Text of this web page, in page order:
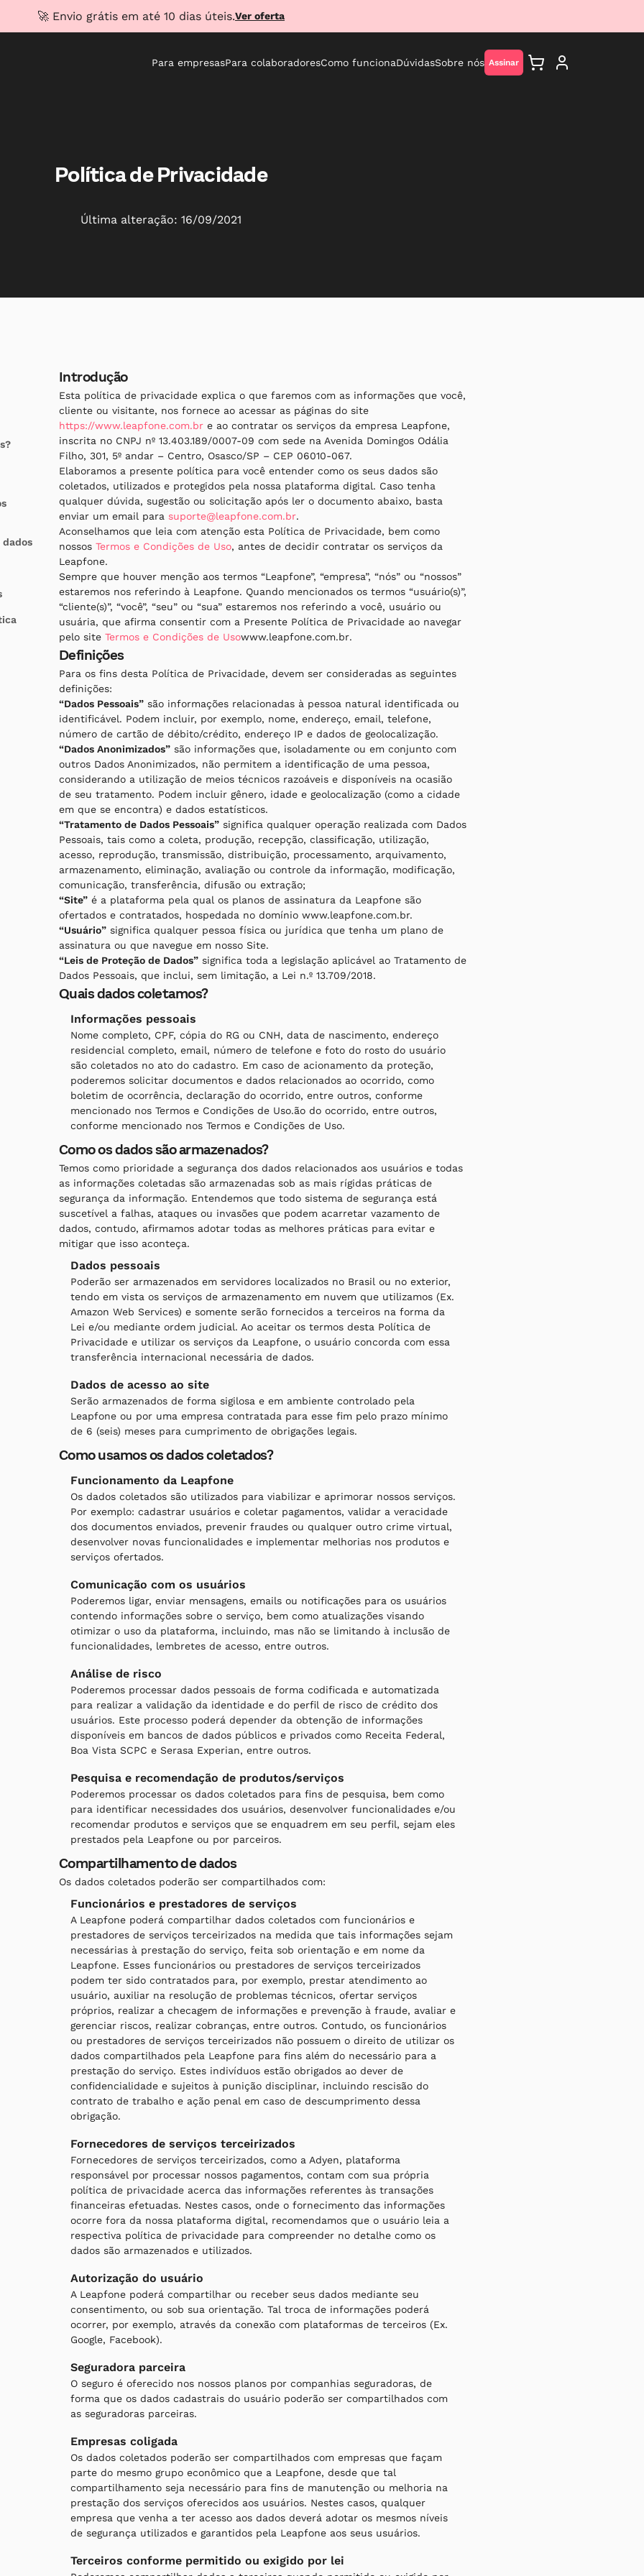
🚀 Envio grátis em até 10 dias úteis.Ver oferta
Para empresasPara colaboradoresComo funcionaDúvidasSobre nós Assinar
Política de Privacidade
Última alteração: 16/09/2021
Introdução
Esta política de privacidade explica o que faremos com as informações que você,
cliente ou visitante, nos fornece ao acessar as páginas do site
https://www.leapfone.com.br e ao contratar os serviços da empresa Leapfone,
inscrita no CNPJ nº 13.403.189/0007-09 com sede na Avenida Domingos Odália
Filho, 301, 5º andar – Centro, Osasco/SP – CEP 06010-067.
Elaboramos a presente política para você entender como os seus dados são
coletados, utilizados e protegidos pela nossa plataforma digital. Caso tenha
qualquer dúvida, sugestão ou solicitação após ler o documento abaixo, basta
enviar um email para suporte@leapfone.com.br.
Aconselhamos que leia com atenção esta Política de Privacidade, bem como
nossos Termos e Condições de Uso, antes de decidir contratar os serviços da
Leapfone.
Sempre que houver menção aos termos “Leapfone”, “empresa”, “nós” ou “nossos”
estaremos nos referindo à Leapfone. Quando mencionados os termos “usuário(s)”,
“cliente(s)”, “você”, “seu” ou “sua” estaremos nos referindo a você, usuário ou
usuária, que afirma consentir com a Presente Política de Privacidade ao navegar
pelo site Termos e Condições de Usowww.leapfone.com.br.
Definições
Para os fins desta Política de Privacidade, devem ser consideradas as seguintes
definições:
“Dados Pessoais”são informações relacionadas à pessoa natural identificada ou
identificável. Podem incluir, por exemplo, nome, endereço, email, telefone,
número de cartão de débito/crédito, endereço IP e dados de geolocalização.
“Dados Anonimizados”são informações que, isoladamente ou em conjunto com
outros Dados Anonimizados, não permitem a identificação de uma pessoa,
considerando a utilização de meios técnicos razoáveis e disponíveis na ocasião
de seu tratamento. Podem incluir gênero, idade e geolocalização (como a cidade
em que se encontra) e dados estatísticos.
“Tratamento de Dados Pessoais”significa qualquer operação realizada com Dados
Pessoais, tais como a coleta, produção, recepção, classificação, utilização,
acesso, reprodução, transmissão, distribuição, processamento, arquivamento,
armazenamento, eliminação, avaliação ou controle da informação, modificação,
comunicação, transferência, difusão ou extração;
“Site”é a plataforma pela qual os planos de assinatura da Leapfone são
ofertados e contratados, hospedada no domínio www.leapfone.com.br.
“Usuário”significa qualquer pessoa física ou jurídica que tenha um plano de
assinatura ou que navegue em nosso Site.
“Leis de Proteção de Dados”significa toda a legislação aplicável ao Tratamento de
Dados Pessoais, que inclui, sem limitação, a Lei n.º 13.709/2018.
Quais dados coletamos?
Informações pessoais
Nome completo, CPF, cópia do RG ou CNH, data de nascimento, endereço
residencial completo, email, número de telefone e foto do rosto do usuário
são coletados no ato do cadastro. Em caso de acionamento da proteção,
poderemos solicitar documentos e dados relacionados ao ocorrido, como
boletim de ocorrência, declaração do ocorrido, entre outros, conforme
mencionado nos Termos e Condições de Uso.ão do ocorrido, entre outros,
conforme mencionado nos Termos e Condições de Uso.
Como os dados são armazenados?
Temos como prioridade a segurança dos dados relacionados aos usuários e todas
as informações coletadas são armazenadas sob as mais rígidas práticas de
segurança da informação. Entendemos que todo sistema de segurança está
suscetível a falhas, ataques ou invasões que podem acarretar vazamento de
dados, contudo, afirmamos adotar todas as melhores práticas para evitar e
mitigar que isso aconteça.
Dados pessoais
Poderão ser armazenados em servidores localizados no Brasil ou no exterior,
tendo em vista os serviços de armazenamento em nuvem que utilizamos (Ex.
Amazon Web Services) e somente serão fornecidos a terceiros na forma da
Lei e/ou mediante ordem judicial. Ao aceitar os termos desta Política de
Privacidade e utilizar os serviços da Leapfone, o usuário concorda com essa
transferência internacional necessária de dados.
Dados de acesso ao site
Serão armazenados de forma sigilosa e em ambiente controlado pela
Leapfone ou por uma empresa contratada para esse fim pelo prazo mínimo
de 6 (seis) meses para cumprimento de obrigações legais.
Como usamos os dados coletados?
Funcionamento da Leapfone
Os dados coletados são utilizados para viabilizar e aprimorar nossos serviços.
Por exemplo: cadastrar usuários e coletar pagamentos, validar a veracidade
dos documentos enviados, prevenir fraudes ou qualquer outro crime virtual,
desenvolver novas funcionalidades e implementar melhorias nos produtos e
serviços ofertados.
Comunicação com os usuários
Poderemos ligar, enviar mensagens, emails ou notificações para os usuários
contendo informações sobre o serviço, bem como atualizações visando
otimizar o uso da plataforma, incluindo, mas não se limitando à inclusão de
funcionalidades, lembretes de acesso, entre outros.
Análise de risco
Poderemos processar dados pessoais de forma codificada e automatizada
para realizar a validação da identidade e do perfil de risco de crédito dos
usuários. Este processo poderá depender da obtenção de informações
disponíveis em bancos de dados públicos e privados como Receita Federal,
Boa Vista SCPC e Serasa Experian, entre outros.
Pesquisa e recomendação de produtos/serviços
Poderemos processar os dados coletados para fins de pesquisa, bem como
para identificar necessidades dos usuários, desenvolver funcionalidades e/ou
recomendar produtos e serviços que se enquadrem em seu perfil, sejam eles
prestados pela Leapfone ou por parceiros.
Compartilhamento de dados
Os dados coletados poderão ser compartilhados com:
Funcionários e prestadores de serviços
A Leapfone poderá compartilhar dados coletados com funcionários e
prestadores de serviços terceirizados na medida que tais informações sejam
necessárias à prestação do serviço, feita sob orientação e em nome da
Leapfone. Esses funcionários ou prestadores de serviços terceirizados
podem ter sido contratados para, por exemplo, prestar atendimento ao
usuário, auxiliar na resolução de problemas técnicos, ofertar serviços
próprios, realizar a checagem de informações e prevenção à fraude, avaliar e
gerenciar riscos, realizar cobranças, entre outros. Contudo, os funcionários
ou prestadores de serviços terceirizados não possuem o direito de utilizar os
dados compartilhados pela Leapfone para fins além do necessário para a
prestação do serviço. Estes indivíduos estão obrigados ao dever de
confidencialidade e sujeitos à punição disciplinar, incluindo rescisão do
contrato de trabalho e ação penal em caso de descumprimento dessa
obrigação.
Fornecedores de serviços terceirizados
Fornecedores de serviços terceirizados, como a Adyen, plataforma
responsável por processar nossos pagamentos, contam com sua própria
política de privacidade acerca das informações referentes às transações
financeiras efetuadas. Nestes casos, onde o fornecimento das informações
ocorre fora da nossa plataforma digital, recomendamos que o usuário leia a
respectiva política de privacidade para compreender no detalhe como os
dados são armazenados e utilizados.
Autorização do usuário
A Leapfone poderá compartilhar ou receber seus dados mediante seu
consentimento, ou sob sua orientação. Tal troca de informações poderá
ocorrer, por exemplo, através da conexão com plataformas de terceiros (Ex.
Google, Facebook).
Seguradora parceira
O seguro é oferecido nos nossos planos por companhias seguradoras, de
forma que os dados cadastrais do usuário poderão ser compartilhados com
as seguradoras parceiras.
Empresas coligada
Os dados coletados poderão ser compartilhados com empresas que façam
parte do mesmo grupo econômico que a Leapfone, desde que tal
compartilhamento seja necessário para fins de manutenção ou melhoria na
prestação dos serviços oferecidos aos usuários. Nestes casos, qualquer
empresa que venha a ter acesso aos dados deverá adotar os mesmos níveis
de segurança utilizados e garantidos pela Leapfone aos seus usuários.
Terceiros conforme permitido ou exigido por lei